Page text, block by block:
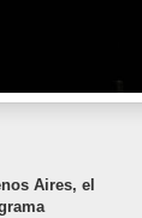
Aires, el